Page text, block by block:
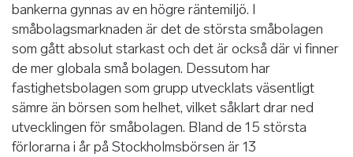
bankerna gynnas av en högre räntemiljö. I
småbolagsmarknaden är det de största småbolagen
som gått absolut starkast och det är också där vi finner
de mer globala små bolagen. Dessutom har
fastighetsbolagen som grupp utvecklats väsentligt
sämre än börsen som helhet, vilket såklart drar ned
utvecklingen för småbolagen. Bland de 15 största
förlorarna i år på Stockholmsbörsen är 13